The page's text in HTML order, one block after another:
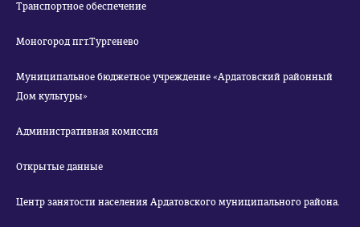
Транспортное обеспечение
Моногород пгт.Тургенево
Муниципальное бюджетное учреждение «Ардатовский районный
Дом культуры»
Административная комиссия
Открытые данные
Центр занятости населения Ардатовского муниципального района.